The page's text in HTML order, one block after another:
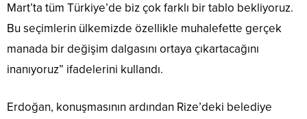
Mart’ta tüm Türkiye’de biz çok farklı bir tablo bekliyoruz.
Bu seçimlerin ülkemizde özellikle muhalefette gerçek
manada bir değişim dalgasını ortaya çıkartacağını
inanıyoruz” ifadelerini kullandı.
Erdoğan, konuşmasının ardından Rize’deki belediye